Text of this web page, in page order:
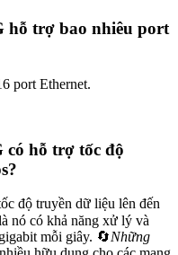
hỗ trợ bao nhiêu port
port Ethernet.
có hỗ trợ tốc độ
độ truyền dữ liệu lên đến
nó có khả năng xử lý và
mỗi giây. 🔄Những